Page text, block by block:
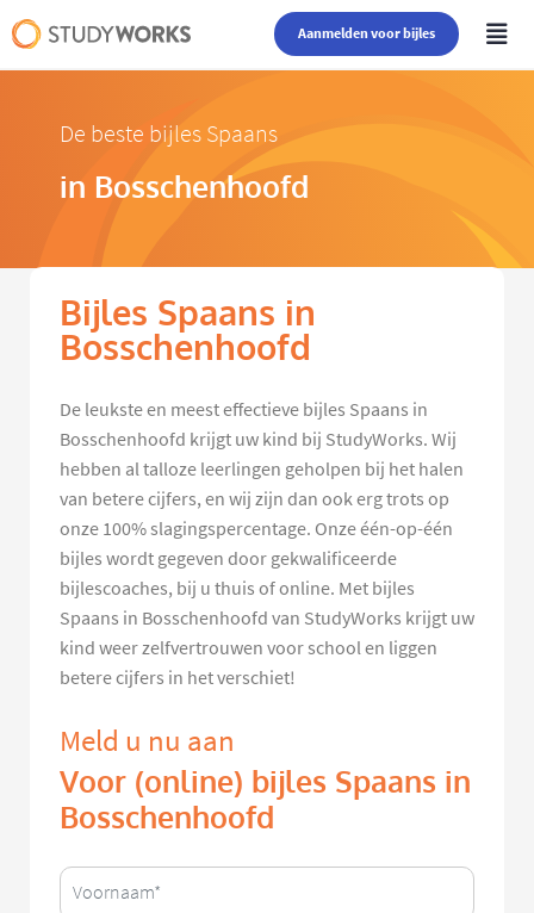
Aanmelden voor bijles
De beste bijles Spaans
in Bosschenhoofd
Bijles Spaans in
Bosschenhoofd
De leukste en meest effectieve bijles Spaans in
Bosschenhoofd krijgt uw kind bij StudyWorks. Wij
hebben al talloze leerlingen geholpen bij het halen
van betere cijfers, en wij zijn dan ook erg trots op
onze 100% slagingspercentage. Onze één-op-één
bijles wordt gegeven door gekwalificeerde
bijlescoaches, bij u thuis of online. Met bijles
Spaans in Bosschenhoofd van StudyWorks krijgt uw
kind weer zelfvertrouwen voor school en liggen
betere cijfers in het verschiet!
Meld u nu aan
Voor (online) bijles Spaans in
Bosschenhoofd